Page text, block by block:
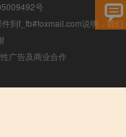
号
到f_fb#foxmail.com说明，我们
广告及商业合作